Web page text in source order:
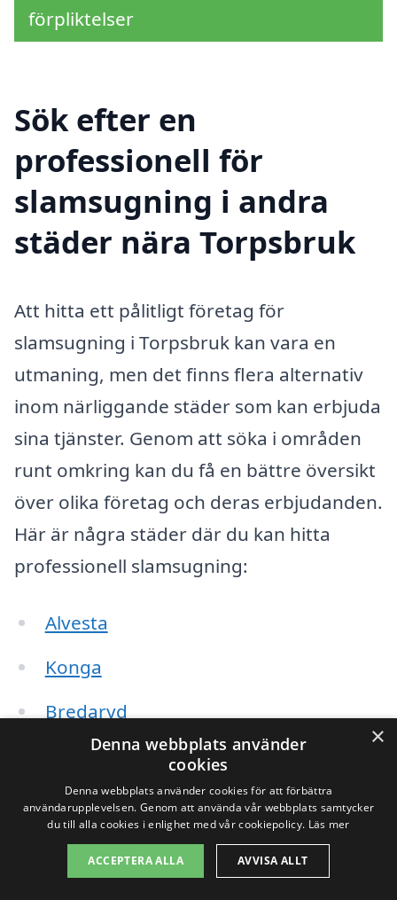
förpliktelser
Sök efter en
professionell för
slamsugning i andra
städer nära Torpsbruk
Att hitta ett pålitligt företag för
slamsugning i Torpsbruk kan vara en
utmaning, men det finns flera alternativ
inom närliggande städer som kan erbjuda
sina tjänster. Genom att söka i områden
runt omkring kan du få en bättre översikt
över olika företag och deras erbjudanden.
Här är några städer där du kan hitta
professionell slamsugning:
Alvesta
Konga
Bredaryd
Långasjö
Växjö
Tingsryd
×
Denna webbplats använder
cookies
Denna webbplats använder cookies för att förbättra
användarupplevelsen. Genom att använda vår webbplats samtycker
du till alla cookies i enlighet med vår cookiepolicy. Läs mer
ACCEPTERA ALLA AVVISA ALLT